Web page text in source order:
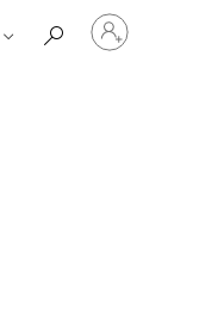
Iniciar
sesión